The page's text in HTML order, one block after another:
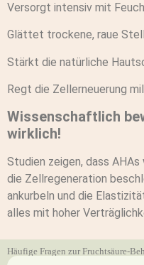
Versorgt intensiv mit
Glättet trockene, raue
Stärkt die natürliche
Regt die Zellerneuerung
Wissenschaftlich
wirklich!
Studien zeigen, dass
die Zellregeneration
ankurbeln und die
alles mit hoher
Häufige Fragen zur Fruchtsäure-